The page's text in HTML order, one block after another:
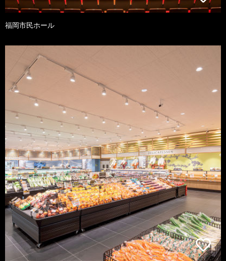
福岡市民ホール